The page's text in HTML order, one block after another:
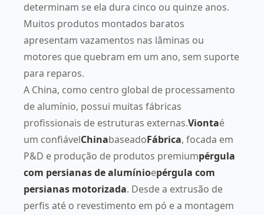
determinam se ela dura cinco ou quinze anos.
Muitos produtos montados baratos
apresentam vazamentos nas lâminas ou
motores que quebram em um ano, sem suporte
para reparos.
A China, como centro global de processamento
de alumínio, possui muitas fábricas
profissionais de estruturas externas.Viontaé
um confiávelChinabaseadoFábrica, focada em
P&D e produção de produtos premiumpérgula
com persianas de alumínioepérgula com
persianas motorizada. Desde a extrusão de
perfis até o revestimento em pó e a montagem